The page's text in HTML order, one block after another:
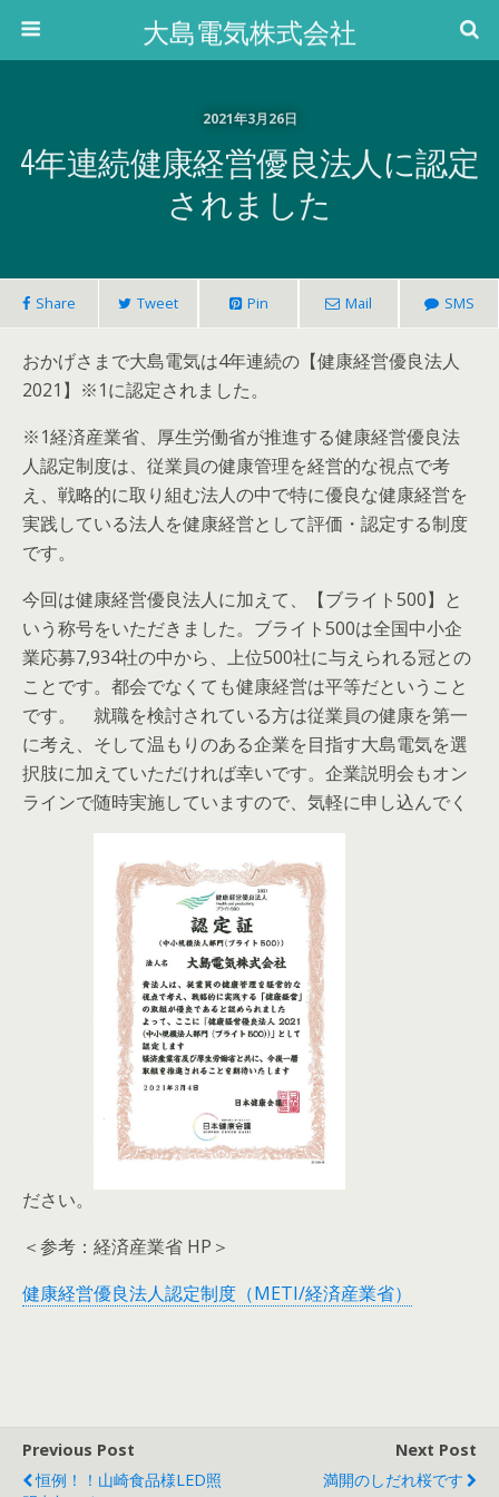
大島電気株式会社
2021年3月26日
4年連続健康経営優良法人に認定
されました
Share Tweet Pin Mail SMS
おかげさまで大島電気は4年連続の【健康経営優良法人
2021】※1に認定されました。
※1経済産業省、厚生労働省が推進する健康経営優良法
人認定制度は、従業員の健康管理を経営的な視点で考
え、戦略的に取り組む法人の中で特に優良な健康経営を
実践している法人を健康経営として評価・認定する制度
です。
今回は健康経営優良法人に加えて、【ブライト500】と
いう称号をいただきました。ブライト500は全国中小企
業応募7,934社の中から、上位500社に与えられる冠との
ことです。都会でなくても健康経営は平等だということ
です。 就職を検討されている方は従業員の健康を第一
に考え、そして温もりのある企業を目指す大島電気を選
択肢に加えていただければ幸いです。企業説明会もオン
ラインで随時実施していますので、気軽に申し込んでく
ださい。
＜参考：経済産業省 HP＞
健康経営優良法人認定制度（METI/経済産業省）
Previous Post
恒例！！山崎食品様LED照
Next Post
満開のしだれ桜です